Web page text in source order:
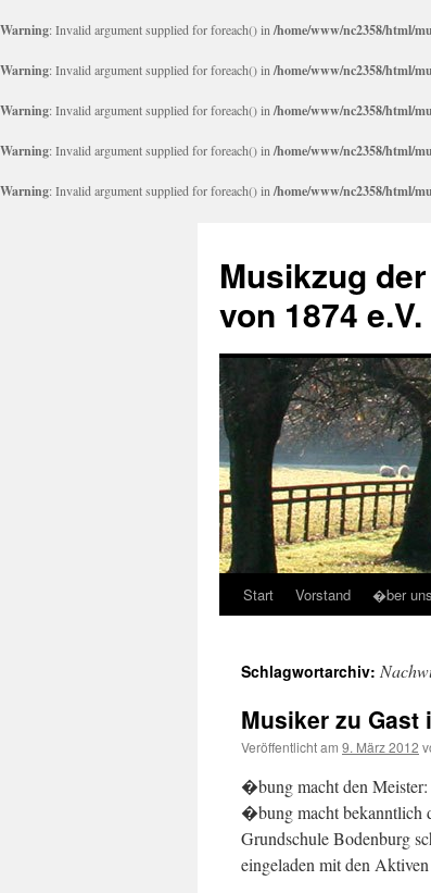
Warning: Invalid argument supplied for foreach() in /home/www/nc2358/html/
Warning: Invalid argument supplied for foreach() in /home/www/nc2358/html/
Warning: Invalid argument supplied for foreach() in /home/www/nc2358/html/
Warning: Invalid argument supplied for foreach() in /home/www/nc2358/html/
Warning: Invalid argument supplied for foreach() in /home/www/nc2358/html/
springen
Musikzug
von 1874 e.V.
Start Vorstand �ber uns
Schlagwortarchiv:
Musiker zu Gast
Veröffentlicht am 9. März 2012
�bung macht den
�bung macht bekanntlich
Grundschule Bodenburg
eingeladen mit den